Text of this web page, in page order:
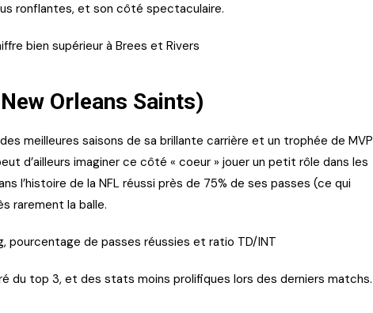
ronflantes, et son côté spectaculaire.
bien supérieur à Brees et Rivers
Orleans Saints)
meilleures saisons de sa brillante carrière et un trophée de MVP
d’ailleurs imaginer ce côté « coeur » jouer un petit rôle dans les
l’histoire de la NFL réussi près de 75% de ses passes (ce qui
rarement la balle.
pourcentage de passes réussies et ratio TD/INT
du top 3, et des stats moins prolifiques lors des derniers matchs.